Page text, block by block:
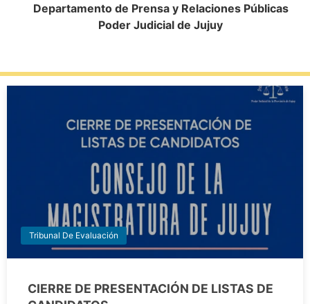
Departamento de Prensa y Relaciones Públicas
Poder Judicial de Jujuy
Tribunal De Evaluación
CIERRE DE PRESENTACIÓN DE LISTAS DE